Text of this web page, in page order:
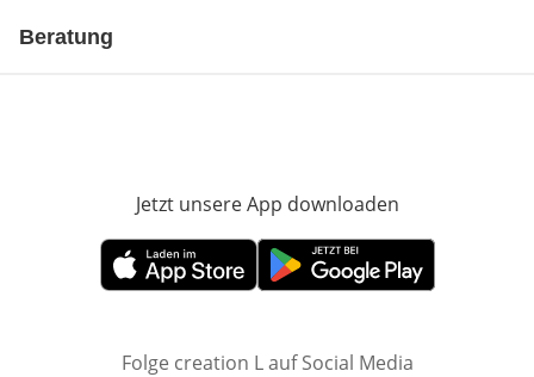
Beratung
Jetzt unsere App downloaden
Öffnet in neuem FensterÖffnet in neuem Fenster
Folge creation L auf Social Media